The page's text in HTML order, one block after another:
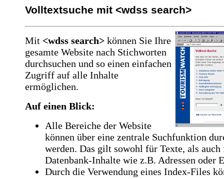
Volltextsuche mit <wdss search>
Mit <wdss search> können Sie Ihre
gesamte Website nach Stichworten
durchsuchen und so einen einfachen
Zugriff auf alle Inhalte
ermöglichen.
Auf einen Blick:
Alle Bereiche der Website
können über eine zentrale Suchfunktion
werden. Das gilt sowohl für Texte, als auch
Datenbank-Inhalte wie z.B. Adressen oder
Durch die Verwendung eines Index-Files